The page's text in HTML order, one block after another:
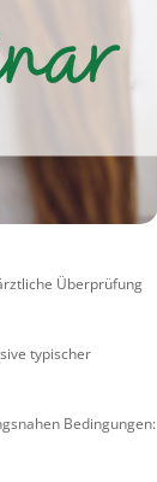
Überprüfung
typischer
Bedingungen: